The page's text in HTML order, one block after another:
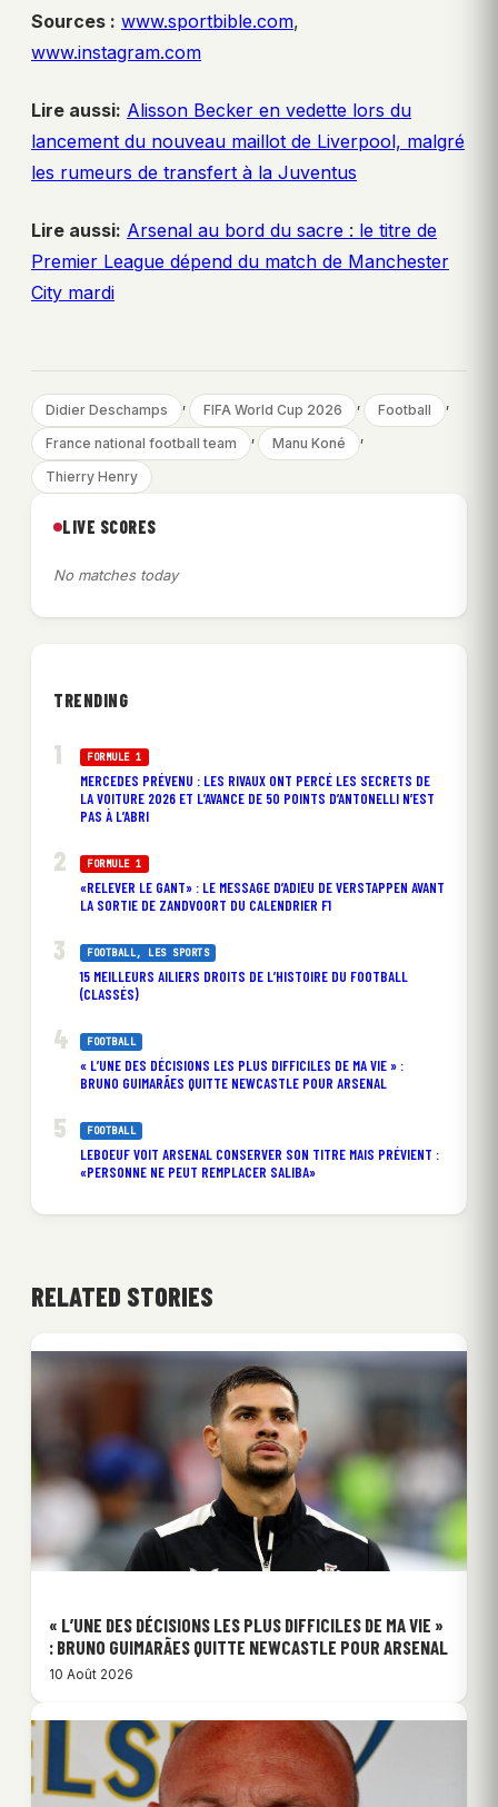
Sources : www.sportbible.com,
www.instagram.com
Lire aussi: Alisson Becker en vedette lors du
lancement du nouveau maillot de Liverpool, malgré
les rumeurs de transfert à la Juventus
Lire aussi: Arsenal au bord du sacre : le titre de
Premier League dépend du match de Manchester
City mardi
Didier Deschamps , FIFA World Cup 2026 , Football ,
France national football team , Manu Koné ,
Thierry Henry
LIVE SCORES
No matches today
TRENDING
FORMULE 1
MERCEDES PRÉVENU : LES RIVAUX ONT PERCÉ LES SECRETS DE
LA VOITURE 2026 ET L’AVANCE DE 50 POINTS D’ANTONELLI N’EST
PAS À L’ABRI
FORMULE 1
«RELEVER LE GANT» : LE MESSAGE D’ADIEU DE VERSTAPPEN AVANT
LA SORTIE DE ZANDVOORT DU CALENDRIER F1
FOOTBALL, LES SPORTS
15 MEILLEURS AILIERS DROITS DE L’HISTOIRE DU FOOTBALL
(CLASSÉS)
FOOTBALL
« L’UNE DES DÉCISIONS LES PLUS DIFFICILES DE MA VIE » :
BRUNO GUIMARÃES QUITTE NEWCASTLE POUR ARSENAL
FOOTBALL
LEBOEUF VOIT ARSENAL CONSERVER SON TITRE MAIS PRÉVIENT :
«PERSONNE NE PEUT REMPLACER SALIBA»
RELATED STORIES
« L’UNE DES DÉCISIONS LES PLUS DIFFICILES DE MA VIE »
: BRUNO GUIMARÃES QUITTE NEWCASTLE POUR ARSENAL
10 Août 2026